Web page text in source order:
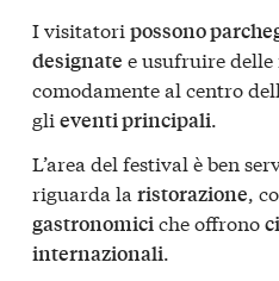
I visitatori possono
designate e usufruire delle
comodamente al centro
gli eventi principali
L’area del festival è ben
riguarda la ristorazione,
gastronomiciche offrono
internazionali.